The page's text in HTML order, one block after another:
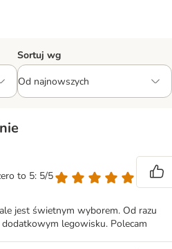
Sortuj wg
to 5: 5/5
jest świetnym wyborem. Od razu
legowisku. Polecam